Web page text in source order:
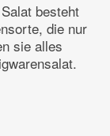
besteht
die nur
sie alles